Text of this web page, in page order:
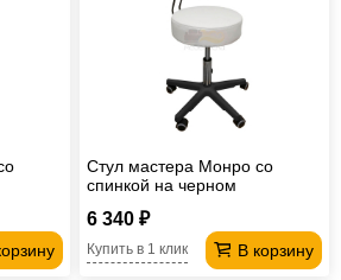
Стул мастера Монро со
спинкой на черном
белый
6 340 ₽
В корзину
Купить в 1 клик